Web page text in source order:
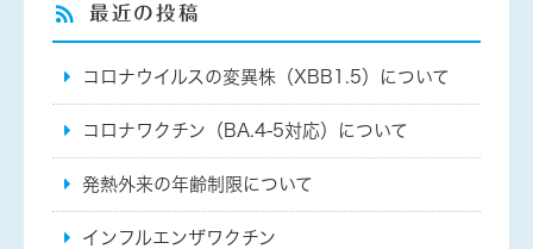
最近の投稿
コロナウイルスの変異株（XBB1.5）について
コロナワクチン（BA.4-5対応）について
発熱外来の年齢制限について
インフルエンザワクチン